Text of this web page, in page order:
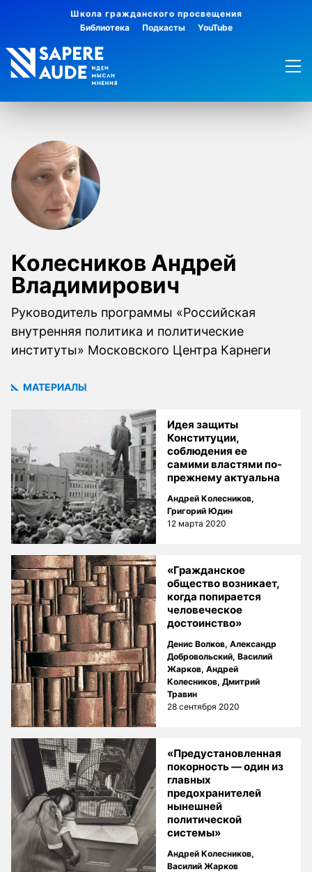
Школа гражданского просвещения
Библиотека
Подкасты YouTube
Колесников Андрей
Владимирович
Руководитель программы «Российская
внутренняя политика и политические
институты» Московского Центра Карнеги
МАТЕРИАЛЫ
Идея защиты
Конституции,
соблюдения ее
самими властями по-
прежнему актуальна
Андрей Колесников,
Григорий Юдин
12 марта 2020
«Гражданское
общество возникает,
когда попирается
человеческое
достоинство»
Денис Волков, Александр
Добровольский, Василий
Жарков, Андрей
Колесников, Дмитрий
Травин
28 сентября 2020
«Предустановленная
покорность — один из
главных
предохранителей
нынешней
политической
системы»
Андрей Колесников,
Василий Жарков